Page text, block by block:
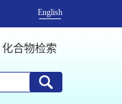
English
化合物检索